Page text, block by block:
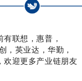
联想，惠普，
，英业达，华勤，
欢迎更多产业链朋友